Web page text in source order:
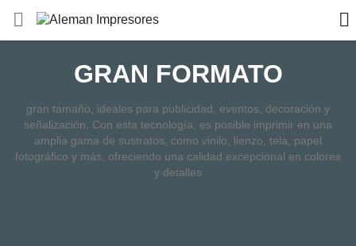
 
GRAN FORMATO
gran tamaño, ideales para publicidad, eventos, decoración y
señalización. Con esta tecnología, es posible imprimir en una
amplia gama de sustratos, como vinilo, lienzo, tela, papel
fotográfico y más, ofreciendo una calidad excepcional en colores
y detalles